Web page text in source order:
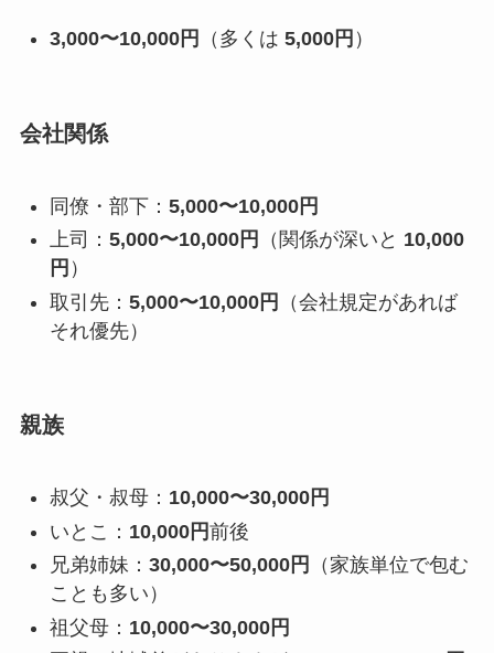
3,000〜10,000円 （多くは 5,000円 ）
会社関係
同僚・部下： 5,000〜10,000円
上司： 5,000〜10,000円 （関係が深いと 10,000
円 ）
取引先： 5,000〜10,000円
（会社規定があれば
それ優先）
親族
叔父・叔母： 10,000〜30,000円
いとこ： 10,000円前後
兄弟姉妹： 30,000〜50,000円
（家族単位で包む
ことも多い）
祖父母： 10,000〜30,000円